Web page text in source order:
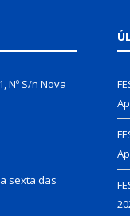
Nº S/n Nova
sexta das